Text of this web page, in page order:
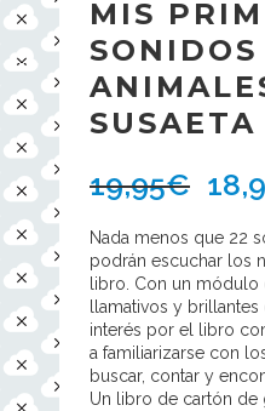
MIS
SONIDOS
SUSAETA
19,95€
Nada menos que 22
podrán escuchar los
libro. Con un módulo
llamativos y
interés por el libro
a familiarizarse con
buscar, contar y
Un libro de cartón de